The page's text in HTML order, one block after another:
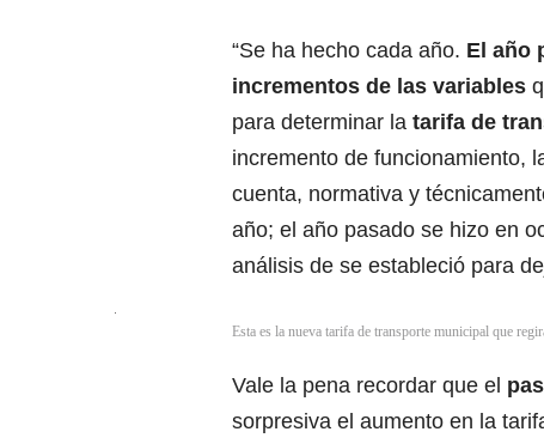
“Se ha hecho cada año. El año
incrementos de las variables
para determinar la tarifa de
incremento de funcionamiento,
cuenta, normativa y
año; el año pasado se hizo en
análisis de se estableció para
Esta es la nueva tarifa de transporte municipal que
Vale la pena recordar que el
sorpresiva el aumento en la